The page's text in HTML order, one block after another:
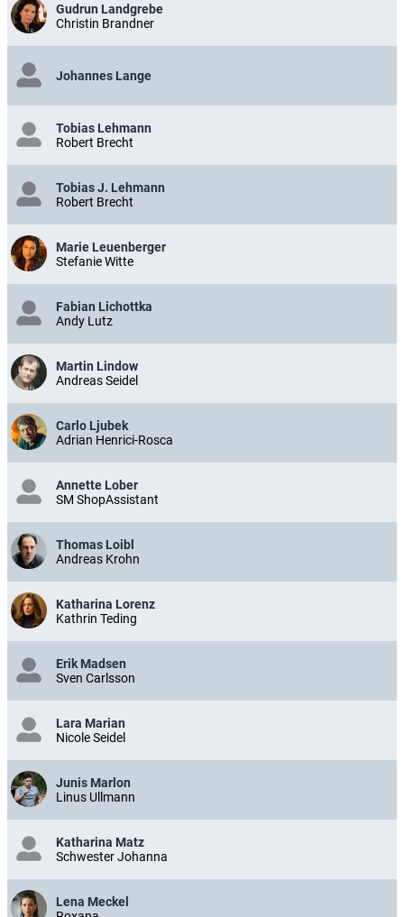
Gudrun Landgrebe
Christin Brandner
Johannes Lange
Tobias Lehmann
Robert Brecht
Tobias J. Lehmann
Robert Brecht
Marie Leuenberger
Stefanie Witte
Fabian Lichottka
Andy Lutz
Martin Lindow
Andreas Seidel
Carlo Ljubek
Adrian Henrici-Rosca
Annette Lober
SM ShopAssistant
Thomas Loibl
Andreas Krohn
Katharina Lorenz
Kathrin Teding
Erik Madsen
Sven Carlsson
Lara Marian
Nicole Seidel
Junis Marlon
Linus Ullmann
Katharina Matz
Schwester Johanna
Lena Meckel